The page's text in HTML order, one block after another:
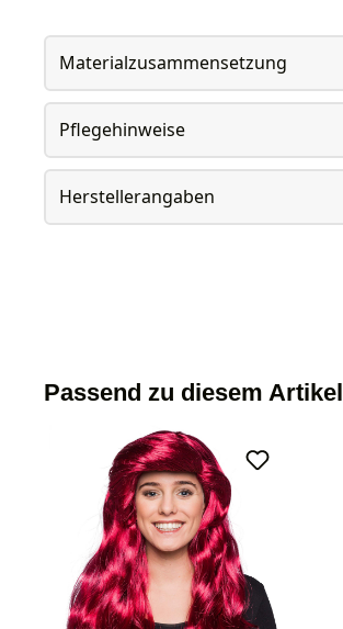
Materialzusammensetzung
Pflegehinweise
Herstellerangaben
Passend zu diesem Artikel